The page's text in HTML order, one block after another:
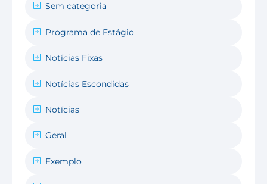
Sem categoria
Programa de Estágio
Notícias Fixas
Notícias Escondidas
Notícias
Geral
Exemplo